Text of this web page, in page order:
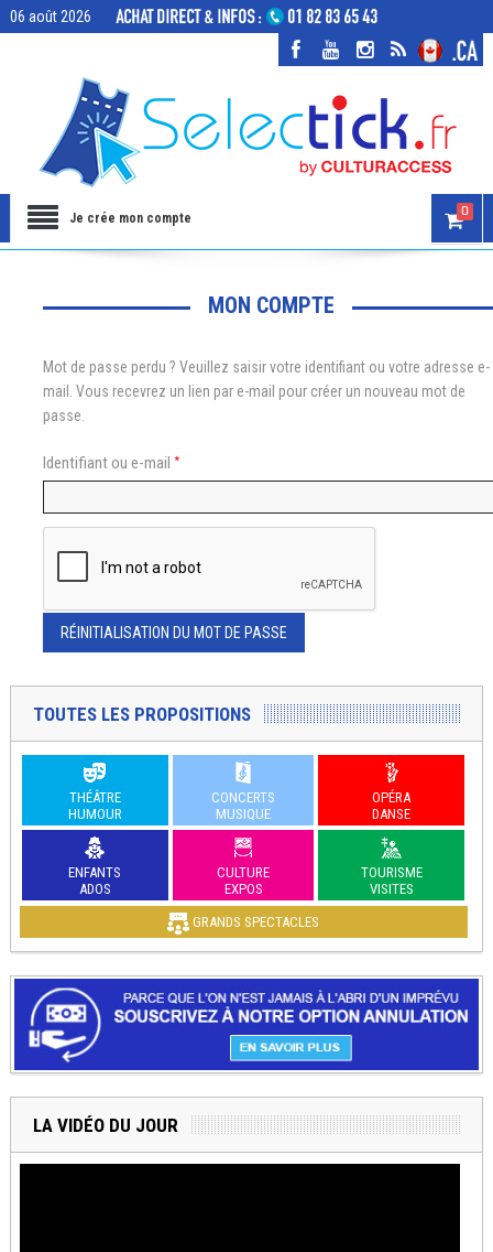
06 août 2026
Je crée mon compte 0
MON COMPTE
Mot de passe perdu ? Veuillez saisir votre identifiant ou votre adresse e-
mail. Vous recevrez un lien par e-mail pour créer un nouveau mot de
passe.
Identifiant ou e-mail *
RÉINITIALISATION DU MOT DE PASSE
TOUTES LES PROPOSITIONS
THÉÂTRE
HUMOUR
CONCERTS
MUSIQUE
OPÉRA
DANSE
ENFANTS
ADOS
CULTURE
EXPOS
TOURISME
VISITES
GRANDS SPECTACLES
LA VIDÉO DU JOUR